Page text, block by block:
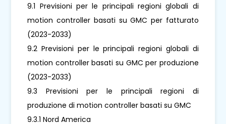
9.1 Previsioni per le principali regioni globali di
motion controller basati su GMC per fatturato
(2023-2033)
9.2 Previsioni per le principali regioni globali di
motion controller basati su GMC per produzione
(2023-2033)
9.3 Previsioni per le principali regioni di
produzione di motion controller basati su GMC
9.3.1 Nord America